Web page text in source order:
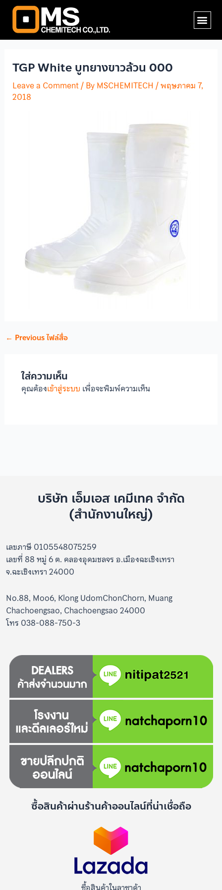
Skip
content
TGP White บูทยางขาวล้วน 000
Leave a Comment/ ByMSCHEMITECH /พฤษภาคม 7,
2018
Post
navigation
← Previous ไฟล์สื่อ
ใส่ความเห็น
คุณต้องเข้าสู่ระบบ เพื่อจะพิมพ์ความเห็น
บริษัท เอ็มเอส เคมีเทค จำกัด
(สำนักงานใหญ่)
เลขภาษี 0105548075259
เลขที่ 88 หมู่ 6 ต. คลองอุดมชลจร อ.เมืองฉะเชิงเทรา
จ.ฉะเชิงเทรา 24000
No.88, Moo6, Klong UdomChonChorn, Muang
Chachoengsao, Chachoengsao 24000
โทร 038-088-750-3
ซื้อสินค้าผ่านร้านค้าออนไลน์ที่น่าเชื่อถือ
ซื้อสินค้าในลาซาด้า